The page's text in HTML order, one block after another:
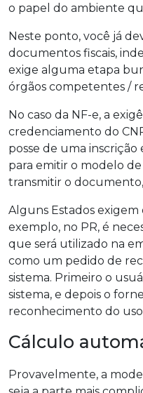
o papel do ambiente
Neste ponto, você já
documentos fiscais,
exige alguma etapa
órgãos competentes /
No caso da NF-e, a
credenciamento do
posse de uma inscrição
para emitir o modelo
transmitir o
Alguns Estados exigem
exemplo, no PR, é
que será utilizado na
como um pedido de
sistema. Primeiro o
sistema, e depois o
reconhecimento do
Cálculo
Provavelmente, a